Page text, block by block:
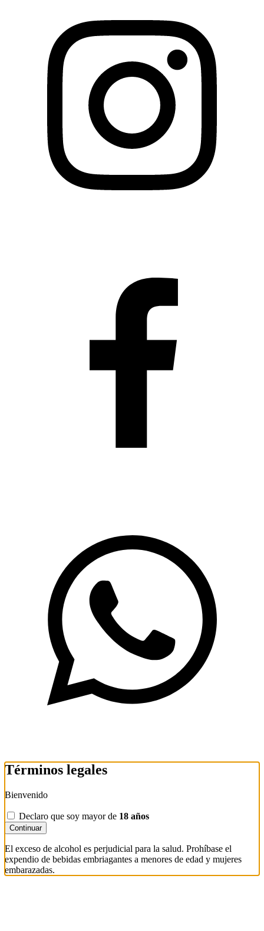
Términos legales
Bienvenido
Declaro que soy mayor de 18 años
Continuar
El exceso de alcohol es perjudicial para la salud. Prohíbase el
expendio de bebidas embriagantes a menores de edad y mujeres
embarazadas.